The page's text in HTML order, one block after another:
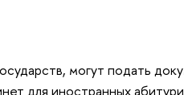
могут подать
для иностранных